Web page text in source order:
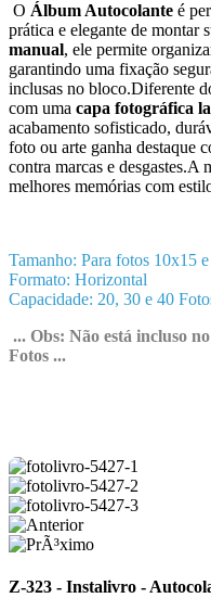
O Álbum Autocolante é
prática e elegante de montar
manual, ele permite
garantindo uma fixação
inclusas no bloco.Diferente
com uma capa fotográfica
acabamento sofisticado,
foto ou arte ganha destaque
contra marcas e desgastes.A
melhores memórias com
Tamanho: Para fotos 10x15
Formato: Horizontal
Capacidade: 20, 30 e 40
... Obs: Não está incluso
Fotos ...
Z-323 - Instalivro -